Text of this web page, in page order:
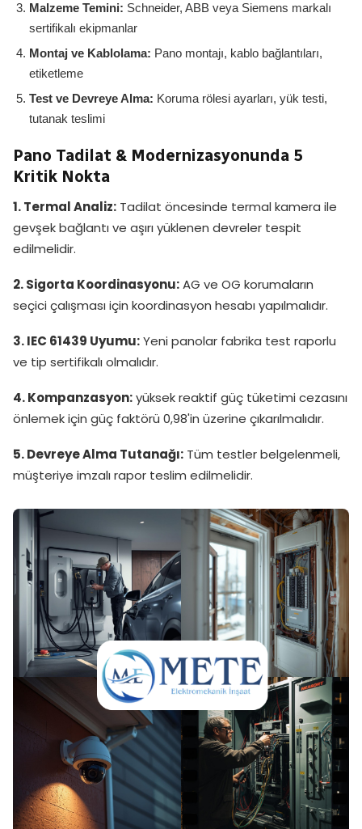
Malzeme Temini: Schneider, ABB veya Siemens markalı
sertifikalı ekipmanlar
Montaj ve Kablolama: Pano montajı, kablo bağlantıları,
etiketleme
Test ve Devreye Alma: Koruma rölesi ayarları, yük testi,
tutanak teslimi
Pano Tadilat & Modernizasyonunda 5
Kritik Nokta
1. Termal Analiz: Tadilat öncesinde termal kamera ile
gevşek bağlantı ve aşırı yüklenen devreler tespit
edilmelidir.
2. Sigorta Koordinasyonu:AG ve OG korumaların
seçici çalışması için koordinasyon hesabı yapılmalıdır.
3. IEC 61439 Uyumu:Yeni panolar fabrika test raporlu
ve tip sertifikalı olmalıdır.
4. Kompanzasyon:yüksek reaktif güç tüketimi cezasını
önlemek için güç faktörü 0,98'in üzerine çıkarılmalıdır.
5. Devreye Alma Tutanağı: Tüm testler belgelenmeli,
müşteriye imzalı rapor teslim edilmelidir.